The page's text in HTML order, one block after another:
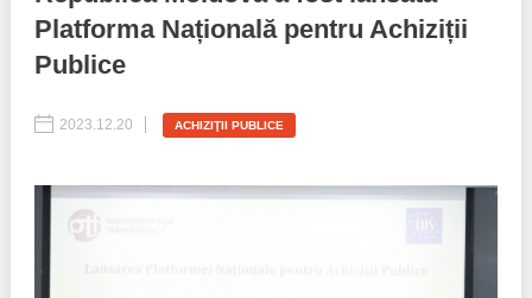
Rapoarte
Manual de proceduri
Note & poziții​
Politici regionale
Transparența guvernării locale
Platforma Națională pentru Achiziții
Publice
2023.12.20 ACHIZIŢII PUBLICE